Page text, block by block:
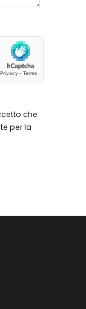
che
per la